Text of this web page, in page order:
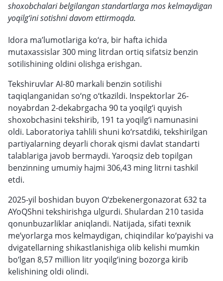
shoxobchalari belgilangan standartlarga mos kelmaydigan
yoqilg‘ini sotishni davom ettirmoqda.
Idora ma’lumotlariga ko‘ra, bir hafta ichida
mutaxassislar 300 ming litrdan ortiq sifatsiz benzin
sotilishining oldini olishga erishgan.
Tekshiruvlar AI-80 markali benzin sotilishi
taqiqlanganidan so‘ng o‘tkazildi. Inspektorlar 26-
noyabrdan 2-dekabrgacha 90 ta yoqilg‘i quyish
shoxobchasini tekshirib, 191 ta yoqilg‘i namunasini
oldi. Laboratoriya tahlili shuni ko‘rsatdiki, tekshirilgan
partiyalarning deyarli chorak qismi davlat standarti
talablariga javob bermaydi. Yaroqsiz deb topilgan
benzinning umumiy hajmi 306,43 ming litrni tashkil
etdi.
2025-yil boshidan buyon O‘zbekenergonazorat 632 ta
AYoQShni tekshirishga ulgurdi. Shulardan 210 tasida
qonunbuzarliklar aniqlandi. Natijada, sifati texnik
me’yorlarga mos kelmaydigan, chiqindilar ko‘payishi va
dvigatellarning shikastlanishiga olib kelishi mumkin
bo‘lgan 8,57 million litr yoqilg‘ining bozorga kirib
kelishining oldi olindi.